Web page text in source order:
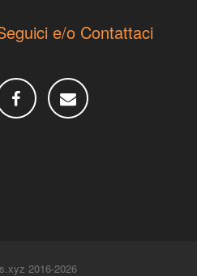
e/o Contattaci
2016-2026